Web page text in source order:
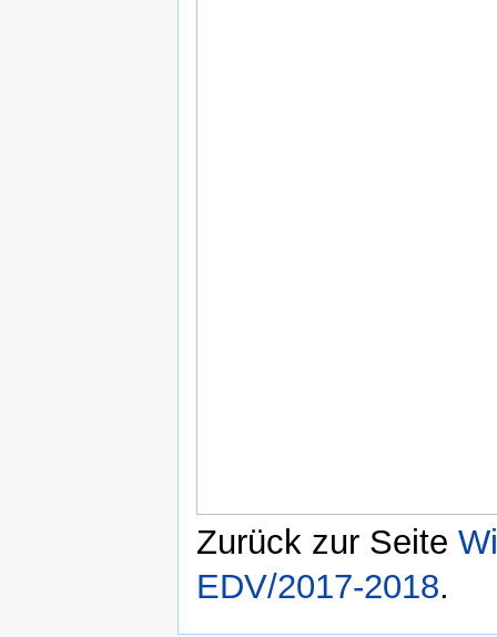
Zurück zur Seite
EDV/2017-2018.